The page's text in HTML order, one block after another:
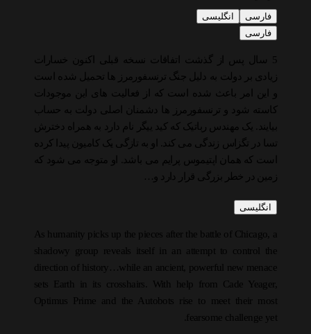
فارسی
انگلیسی
فارسی
5 سال پس از گذشت اتفاقات نسخه قبلی اکنون خسارات
زیادی بر دولت به دلیل جنگ ترنسفورمرز ها تحمیل شده است
و این امر باعث شده است که از فعالیت های این موجودات
کاسته شود و ترنسفورمرز ها دشمنان اصلی دولت به حساب
بیایند. یک مهندس رباتیک که کید ییگر نام دارد به همراه دخترش
تسا در تگزاس زندگی می کند. او به تازگی یک کامیون پیدا کرده
است که همان اپتیموس پرایم می باشد. او متوجه می شود که
زمین در خطر بزرگی قرار دارد و…
انگلیسی
As humanity picks up the pieces after the battle of Chicago, a
shadowy group reveals itself in an attempt to control the
direction of history…while an ancient, powerful new menace
sets Earth in its crosshairs. With help from Cade Yeager,
Optimus Prime and the Autobots rise to meet their most
fearsome challenge yet.